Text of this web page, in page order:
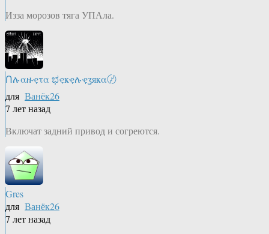
Изза морозов тяга УПАла.
Ոሉαዙҿτα ಭҿҝҿሉҿʓяҝα〄
для Ванёк26
7 лет назад
Включат задний привод и согреются.
Gres
для Ванёк26
7 лет назад